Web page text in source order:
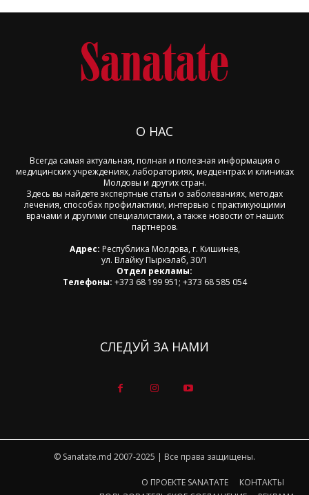
О НАС
Всегда самая актуальная, полная и полезная информация о
медицинских учреждениях, лабораториях, медцентрах и клиниках
Молдовы и других стран.
Здесь вы найдете экспертные статьи о заболеваниях, методах
лечения, способах профилактики, интервью с практикующими
врачами и другими специалистами, а также новости от наших
партнеров.
Адрес: Республика Молдова, г. Кишинев,
ул. Влайку Пыркэлаб, 30/1
Отдел рекламы:
Телефоны: +373 68 199 951; +373 68 585 054
СЛЕДУЙ ЗА НАМИ
© Sanatate.md 2007-2025 | Все права защищены.
О ПРОЕКТЕ SANATATE
КОНТАКТЫ